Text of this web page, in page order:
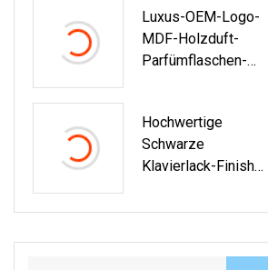
Packung,
Geschenk-
Uhrenbox.
Luxus-OEM-Logo-
MDF-Holzduft-
Parfümflaschen-
Hochwertige
Schwarze
Klavierlack-Finish-
Box, Bogen-Design,
Geschenkverpacku